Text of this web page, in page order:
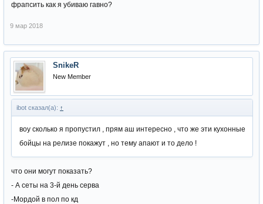
фрапсить как я убиваю гавно?
9 мар 2018
SnikeR
New Member
ibot сказал(а): ↑
воу сколько я пропустил , прям аш интересно , что же эти кухонные
бойцы на релизе покажут , но тему апают и то дело !
что они могут показать?
- А сеты на 3-й день серва
-Мордой в пол по кд